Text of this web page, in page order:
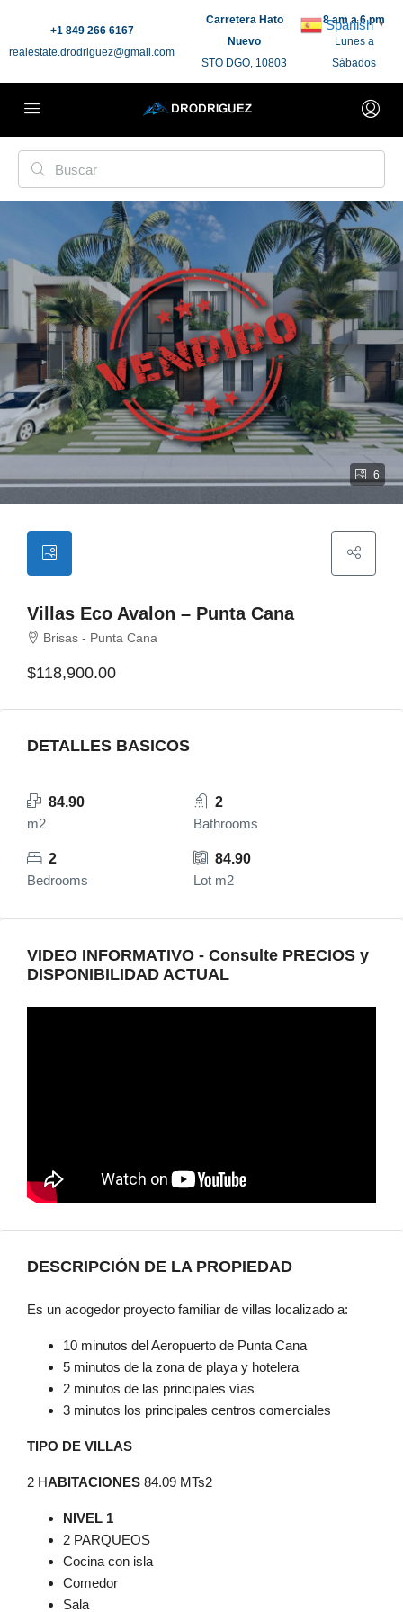
+1 849 266 6167
realestate.drodriguez@gmail.com
Carretera Hato
Nuevo
STO DGO, 10803
8 am a 6 pm
Lunes a
Sábados
6
Villas Eco Avalon – Punta Cana
Brisas - Punta Cana
$118,900.00
DETALLES BASICOS
84.90
m2
2
Bathrooms
2
Bedrooms
84.90
Lot m2
VIDEO INFORMATIVO - Consulte PRECIOS y
DISPONIBILIDAD ACTUAL
DESCRIPCIÓN DE LA PROPIEDAD
Es un acogedor proyecto familiar de villas localizado a:
10 minutos del Aeropuerto de Punta Cana
5 minutos de la zona de playa y hotelera
2 minutos de las principales vías
3 minutos los principales centros comerciales
TIPO DE VILLAS
2 HABITACIONES 84.09 MTs2
NIVEL 1
2 PARQUEOS
Cocina con isla
Comedor
Sala
Spanish ▼